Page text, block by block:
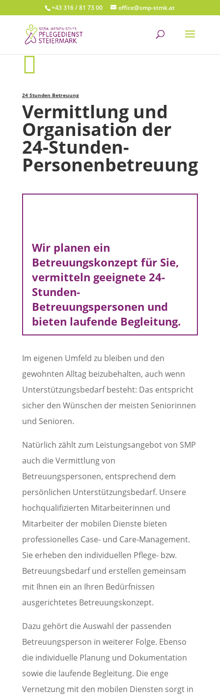
+43 316 / 81 73 00 office@smp-stmk.at

24 Stunden Betreuung
Vermittlung und
Organisation der
24-Stunden-
Personenbetreuung
Wir planen ein
Betreuungskonzept für Sie,
vermitteln geeignete 24-
Stunden-
Betreuungspersonen und
bieten laufende Begleitung.
Im eigenen Umfeld zu bleiben und den
gewohnten Alltag beizubehalten, auch wenn
Unterstützungsbedarf besteht: Das entspricht
sicher den Wünschen der meisten Seniorinnen
und Senioren.
Natürlich zählt zum Leistungsangebot von SMP
auch die Vermittlung von
Betreuungspersonen, entsprechend dem
persönlichen Unterstützungsbedarf. Unsere
hochqualifizierten Mitarbeiterinnen und
Mitarbeiter der mobilen Dienste bieten
professionelles Case- und Care-Management.
Sie erheben den individuellen Pflege- bzw.
Betreuungsbedarf und erstellen gemeinsam
mit Ihnen ein an Ihren Bedürfnissen
ausgerichtetes Betreuungskonzept.
Dazu gehört die Auswahl der passenden
Betreuungsperson in weiterer Folge. Ebenso
die individuelle Planung und Dokumentation
sowie die laufende Begleitung. Die enge
Vernetzung mit den mobilen Diensten sorgt in